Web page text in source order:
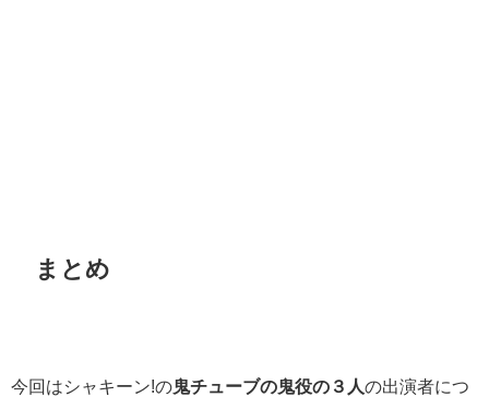
まとめ
今回はシャキーン!の鬼チューブの鬼役の３人の出演者につ